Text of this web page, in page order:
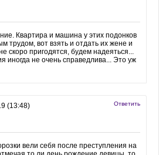
Квартира и машина у этих подонков
трудом, вот взять и отдать их жене и
скоро пригодятся, будем надеяться...
иногда не очень справедлива... Это уж
Ответить
(13:48)
вели себя после преступления на